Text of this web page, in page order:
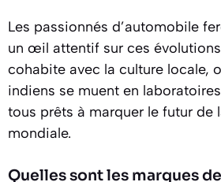
Les passionnés d’automobile
un œil attentif sur ces
cohabite avec la culture locale,
indiens se muent en
tous prêts à marquer le futur de
mondiale.
Quelles sont les marques